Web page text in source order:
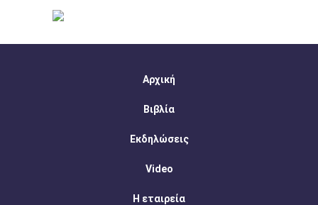
Αρχική
Βιβλία
Εκδηλώσεις
Video
Η εταιρεία